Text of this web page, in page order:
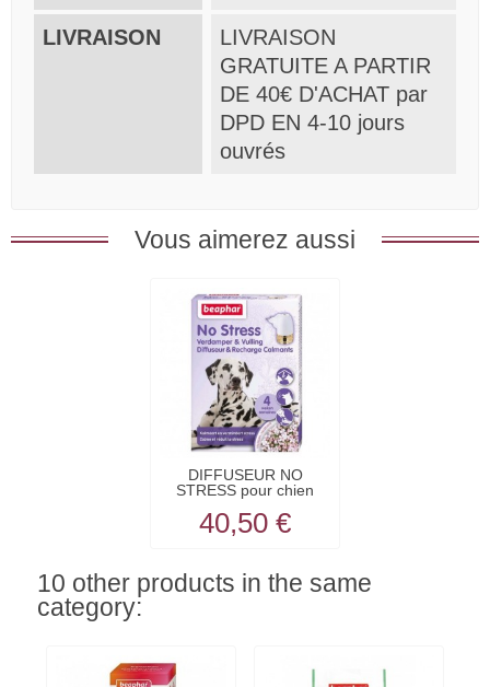
LIVRAISON
LIVRAISON
GRATUITE A PARTIR
DE 40€ D'ACHAT par
DPD EN 4-10 jours
ouvrés
Vous aimerez aussi
DIFFUSEUR NO
STRESS pour chien
40,50 €
10 other products in the same
category: